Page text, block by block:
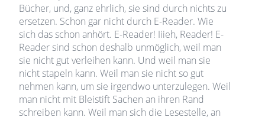
Bücher, und, ganz ehrlich, sie sind durch nichts zu
ersetzen. Schon gar nicht durch E-Reader. Wie
sich das schon anhört. E-Reader! Iiieh, Reader! E-
Reader sind schon deshalb unmöglich, weil man
sie nicht gut verleihen kann. Und weil man sie
nicht stapeln kann. Weil man sie nicht so gut
nehmen kann, um sie irgendwo unterzulegen. Weil
man nicht mit Bleistift Sachen an ihren Rand
schreiben kann. Weil man sich die Lesestelle, an